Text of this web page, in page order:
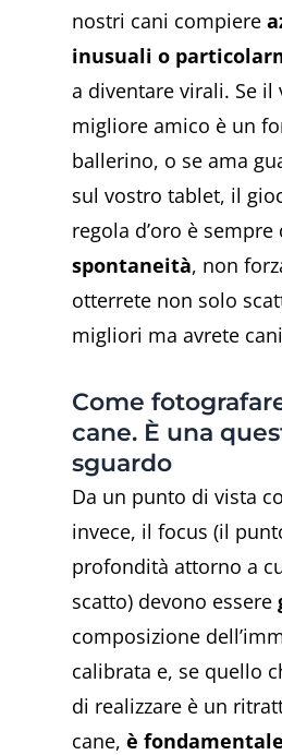
nostri cani compiere
inusuali o
a diventare virali. Se il
migliore amico è un
ballerino, o se ama
sul vostro tablet, il
regola d’oro è
spontaneità, non
otterrete non solo
migliori ma avrete
Come
cane. È una
sguardo
Da un punto di vista
invece, il focus (il
profondità attorno a
scatto) devono essere
composizione
calibrata e, se quello
di realizzare è un
cane,è fondamentale